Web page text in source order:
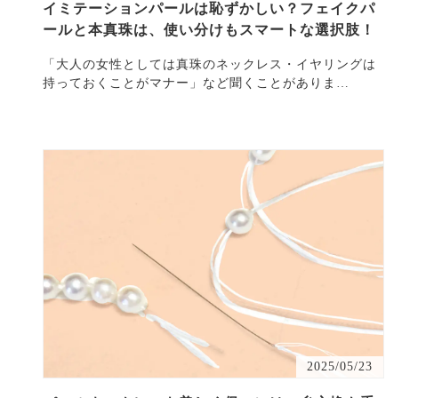
イミテーションパールは恥ずかしい？フェイクパ
ールと本真珠は、使い分けもスマートな選択肢！
「大人の女性としては真珠のネックレス・イヤリングは
持っておくことがマナー」など聞くことがありま
2025/05/23